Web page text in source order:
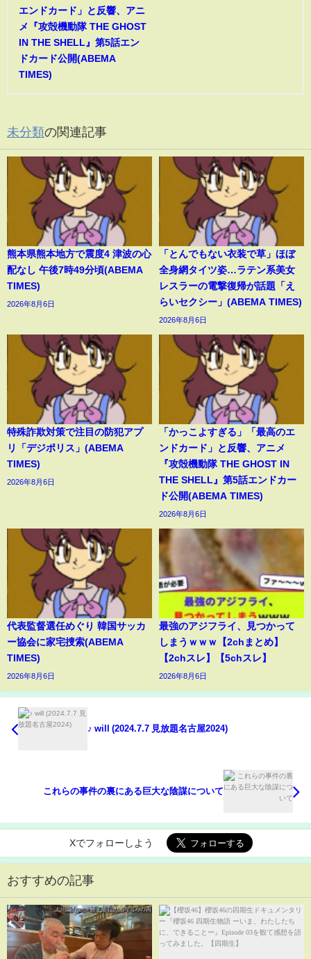
エンドカード」と反響、アニ
メ『攻殻機動隊 THE GHOST
IN THE SHELL』第5話エン
ドカード公開(ABEMA
TIMES)
未分類の関連記事
熊本県熊本地方で震度4 津波の心
配なし 午後7時49分頃(ABEMA
TIMES)
2026年8月6日
「とんでもない衣装で草」ほぼ
全身網タイツ姿…ラテン系美女
レスラーの電撃復帰が話題「え
らいセクシー」(ABEMA TIMES)
2026年8月6日
特殊詐欺対策で注目の防犯アプ
リ「デジポリス」(ABEMA
TIMES)
2026年8月6日
「かっこよすぎる」「最高のエ
ンドカード」と反響、アニメ
『攻殻機動隊 THE GHOST IN
THE SHELL』第5話エンドカー
ド公開(ABEMA TIMES)
2026年8月6日
代表監督選任めぐり 韓国サッカ
ー協会に家宅捜索(ABEMA
TIMES)
2026年8月6日
最強のアジフライ、見つかって
しまうｗｗｗ【2chまとめ】
【2chスレ】【5chスレ】
2026年8月6日
♪ will (2024.7.7 見放題名古屋2024)
これらの事件の裏にある巨大な陰謀について
Xでフォローしよう
おすすめの記事